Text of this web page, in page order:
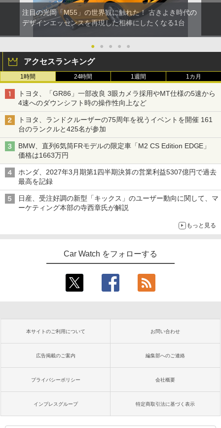
注目の光岡「M55」の世界観に触れた！ 古きよき時代の
デザインエッセンスを再現した相棒にしたくなる1台
● ● ● ● ●
アクセスランキング
1時間 24時間 1週間 1カ月
トヨタ、「GR86」一部改良 3眼カメラ採用やMT仕様の5速から
4速へのダウンシフト時の操作性向上など
トヨタ、ランドクルーザーの75周年を祝うイベントを開催 161
台のランクルと425名が参加
BMW、直列6気筒FRモデルの限定車「M2 CS Edition EDGE」
価格は1663万円
ホンダ、2027年3月期第1四半期決算の営業利益5307億円で過去
最高を記録
日産、受注好調の新型「キックス」のユーザー動向に関して、マ
ーケティング本部の寺西章氏が解説
もっと見る
Car Watch をフォローする
本サイトのご利用について お問い合わせ
広告掲載のご案内 編集部へのご連絡
プライバシーポリシー 会社概要
インプレスグループ 特定商取引法に基づく表示